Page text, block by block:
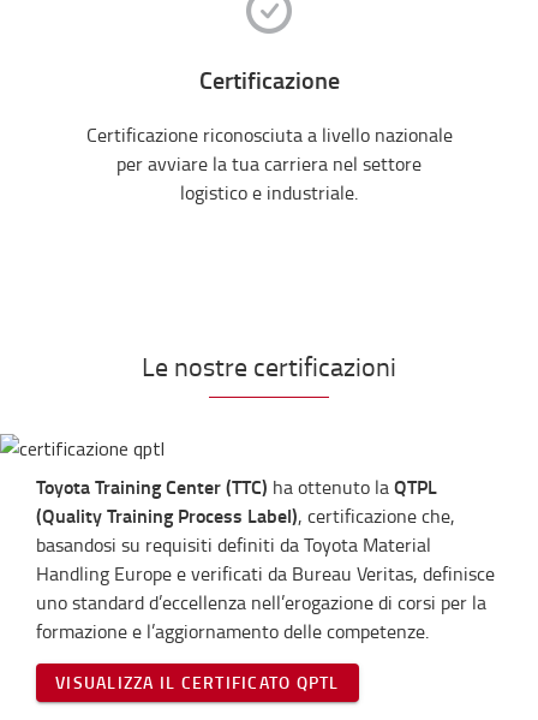
Certificazione
Certificazione riconosciuta a livello nazionale
per avviare la tua carriera nel settore
logistico e industriale.
Le nostre certificazioni
Toyota Training Center (TTC) ha ottenuto laQTPL
(Quality Training Process Label), certificazione che,
basandosi su requisiti definiti da Toyota Material
Handling Europe e verificati da Bureau Veritas, definisce
uno standard d’eccellenza nell’erogazione di corsi per la
formazione e l’aggiornamento delle competenze.
VISUALIZZA IL CERTIFICATO QPTL